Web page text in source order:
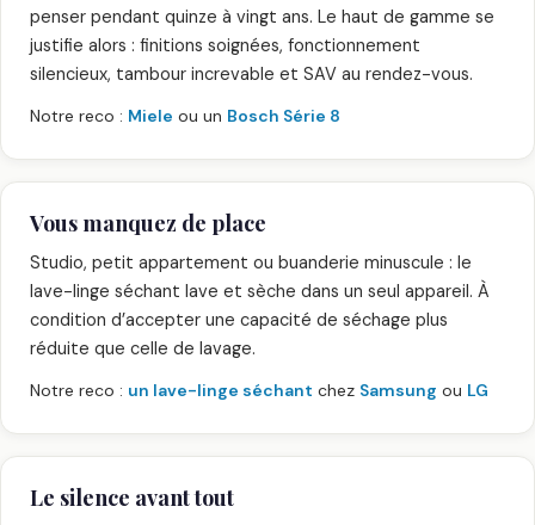
penser pendant quinze à vingt ans. Le haut de gamme se
justifie alors : finitions soignées, fonctionnement
silencieux, tambour increvable et SAV au rendez-vous.
Notre reco : Miele ou un Bosch Série 8
Vous manquez de place
Studio, petit appartement ou buanderie minuscule : le
lave-linge séchant lave et sèche dans un seul appareil. À
condition d’accepter une capacité de séchage plus
réduite que celle de lavage.
Notre reco : un lave-linge séchant chez Samsung ou LG
Le silence avant tout